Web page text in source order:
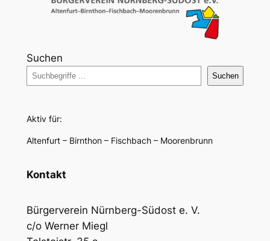
Suchen
Suchen
Aktiv für:
Altenfurt – Birnthon – Fischbach – Moorenbrunn
Kontakt
Bürgerverein Nürnberg-Südost e. V.
c/o Werner Miegl